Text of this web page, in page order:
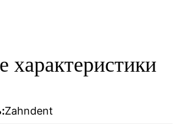
характеристики
Zahndent